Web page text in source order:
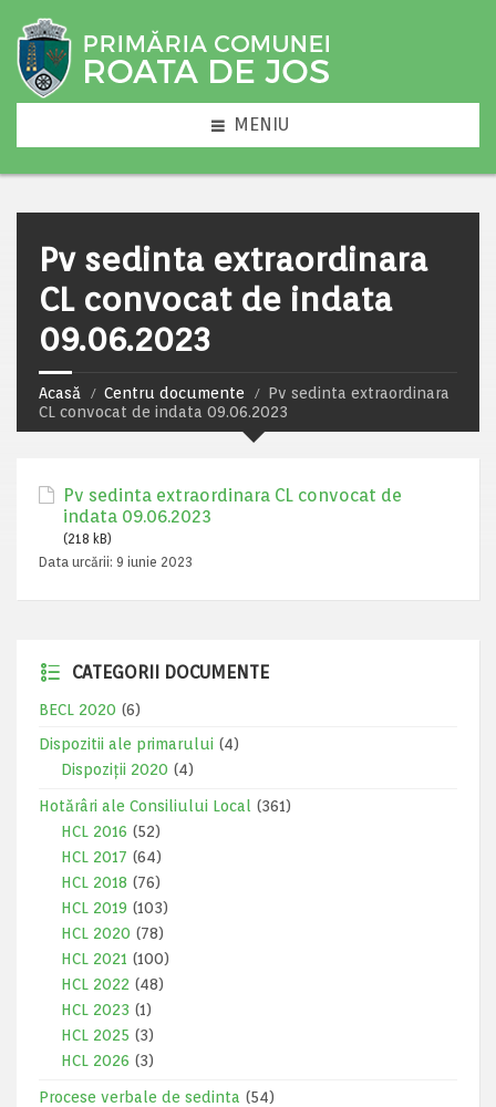
MENIU
Pv sedinta extraordinara
CL convocat de indata
09.06.2023
Acasă Centru documente
Pv sedinta extraordinara
CL convocat de indata 09.06.2023
Pv sedinta extraordinara CL convocat de
indata 09.06.2023
(218 kB)
Data urcării: 9 iunie 2023
CATEGORII DOCUMENTE
BECL 2020 (6)
Dispozitii ale primarului (4)
Dispoziții 2020 (4)
Hotărâri ale Consiliului Local
(361)
HCL 2016 (52)
HCL 2017 (64)
HCL 2018 (76)
HCL 2019 (103)
HCL 2020 (78)
HCL 2021 (100)
HCL 2022 (48)
HCL 2023 (1)
HCL 2025 (3)
HCL 2026 (3)
Procese verbale de sedinta (54)